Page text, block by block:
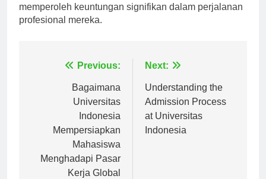
memperoleh keuntungan signifikan dalam perjalanan
profesional mereka.
NavigasiPrevious:
Bagaimana
Universitas
Indonesia
Mempersiapkan
Mahasiswa
Menghadapi Pasar
Kerja Global
Next:
Understanding the
Admission Process
at Universitas
Indonesia